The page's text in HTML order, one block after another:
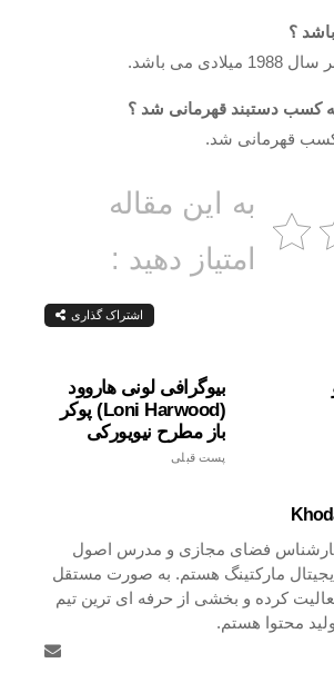
؟
کسب دستبند قهرمانی شد ؟
به این مقاله
امتیاز دهید :
اشتراک گذاری
بیوگرافی لونی هاروود
(loni Harwood) پوکر
باز مطرح نیویورکی
پست قبلی
فضای مجازی و مدرس اصول
مارکتینگ هستم. به صورت مستقل
کرده و بخشی از حرفه ای ترین تیم
محتوا هستم.